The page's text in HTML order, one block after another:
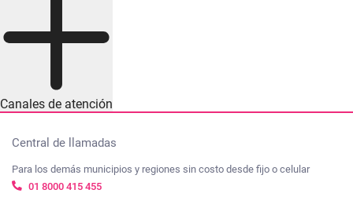
Canales de atención
Central de llamadas
Para los demás municipios y regiones sin costo desde fijo o celular
01 8000 415 455